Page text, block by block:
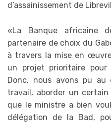
d’assainissement de
«La Banque africaine
partenaire de choix du
à travers la mise en
un projet prioritaire
Donc, nous avons pu
travail, aborder un
que le ministre a bien
délégation de la Bad,